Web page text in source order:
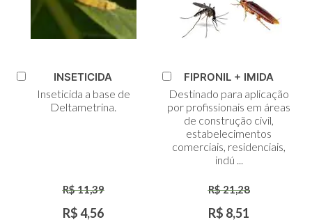
Carrinho
INSETICIDA
Inseticida a base de
Deltametrina.
R$ 11,39
R$ 4,56
ao
Carrinho
FIPRONIL + IMIDA
Destinado para aplicação
por profissionais em áreas
de construção civil,
estabelecimentos
comerciais, residenciais,
indú ...
R$ 21,28
R$ 8,51